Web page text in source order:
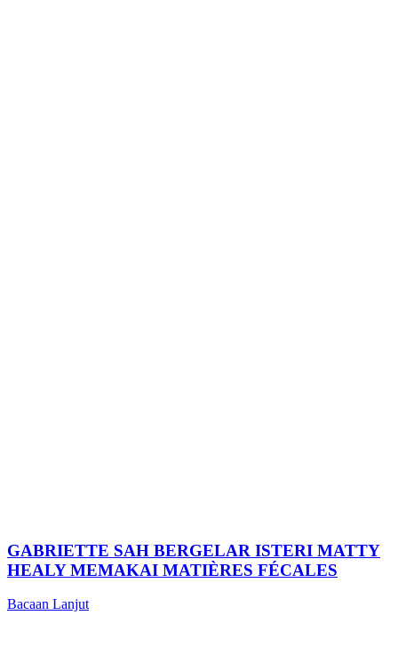
GABRIETTE SAH BERGELAR ISTERI MATTY
HEALY MEMAKAI MATIÈRES FÉCALES
Bacaan Lanjut